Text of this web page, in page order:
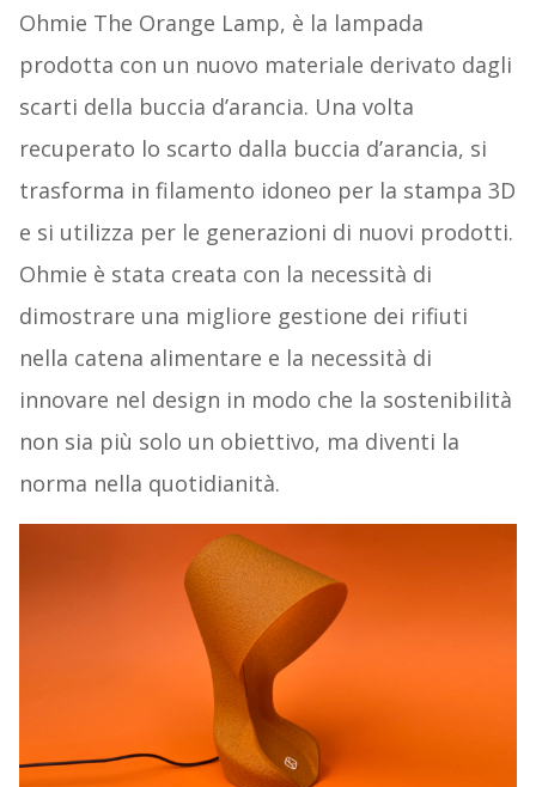
Ohmie The Orange Lamp, è la lampada
prodotta con un nuovo materiale derivato dagli
scarti della buccia d’arancia. Una volta
recuperato lo scarto dalla buccia d’arancia, si
trasforma in filamento idoneo per la stampa 3D
e si utilizza per le generazioni di nuovi prodotti.
Ohmie è stata creata con la necessità di
dimostrare una migliore gestione dei rifiuti
nella catena alimentare e la necessità di
innovare nel design in modo che la sostenibilità
non sia più solo un obiettivo, ma diventi la
norma nella quotidianità.